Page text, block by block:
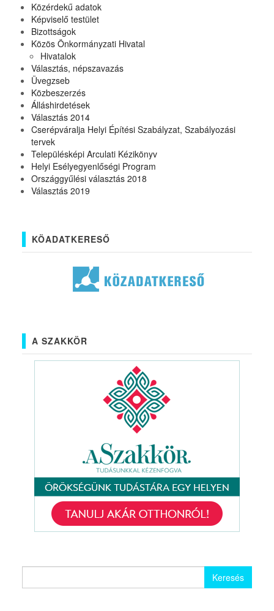
Közérdekű adatok
Képviselő testület
Bizottságok
Közös Önkormányzati Hivatal
Hivatalok
Választás, népszavazás
Üvegzseb
Közbeszerzés
Álláshirdetések
Választás 2014
Cserépváralja Helyi Építési Szabályzat, Szabályozási
tervek
Településképi Arculati Kézikönyv
Helyi Esélyegyenlőségi Program
Országgyűlési választás 2018
Választás 2019
KÖADATKERESŐ
A SZAKKÖR